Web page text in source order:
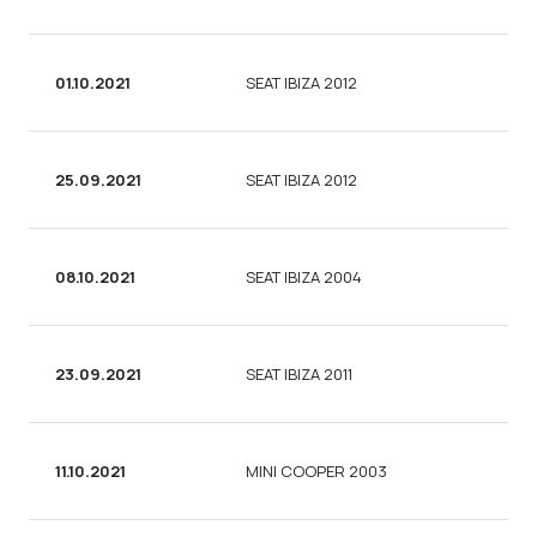
01.10.2021 SEAT IBIZA 2012
25.09.2021 SEAT IBIZA 2012
08.10.2021 SEAT IBIZA 2004
23.09.2021 SEAT IBIZA 2011
11.10.2021 MINI COOPER 2003